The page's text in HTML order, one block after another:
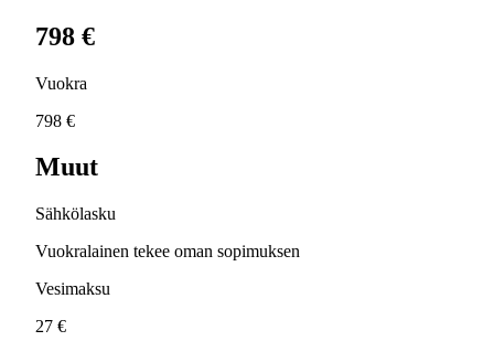
798 €
Vuokra
798 €
Muut
Sähkölasku
Vuokralainen tekee oman sopimuksen
Vesimaksu
27 €